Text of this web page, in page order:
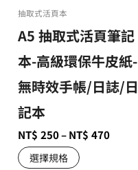
抽取式活頁本
A5 抽取式活頁筆記
本-高級環保牛皮紙-
無時效手帳/日誌/日
記本
NT$ 250–NT$ 470
選擇規格